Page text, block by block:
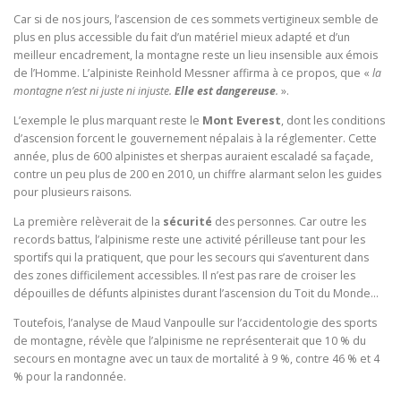
Car si de nos jours, l’ascension de ces sommets vertigineux semble de
plus en plus accessible du fait d’un matériel mieux adapté et d’un
meilleur encadrement, la montagne reste un lieu insensible aux émois
de l’Homme. L’alpiniste Reinhold Messner affirma à ce propos, que « la
montagne n’est ni juste ni injuste. Elle est dangereuse. ».
L’exemple le plus marquant reste le Mont Everest, dont les conditions
d’ascension forcent le gouvernement népalais à la réglementer. Cette
année, plus de 600 alpinistes et sherpas auraient escaladé sa façade,
contre un peu plus de 200 en 2010, un chiffre alarmant selon les guides
pour plusieurs raisons.
La première relèverait de la sécurité des personnes. Car outre les
records battus, l’alpinisme reste une activité périlleuse tant pour les
sportifs qui la pratiquent, que pour les secours qui s’aventurent dans
des zones difficilement accessibles. Il n’est pas rare de croiser les
dépouilles de défunts alpinistes durant l’ascension du Toit du Monde…
Toutefois, l’analyse de Maud Vanpoulle sur l’accidentologie des sports
de montagne, révèle que l’alpinisme ne représenterait que 10 % du
secours en montagne avec un taux de mortalité à 9 %, contre 46 % et 4
% pour la randonnée.